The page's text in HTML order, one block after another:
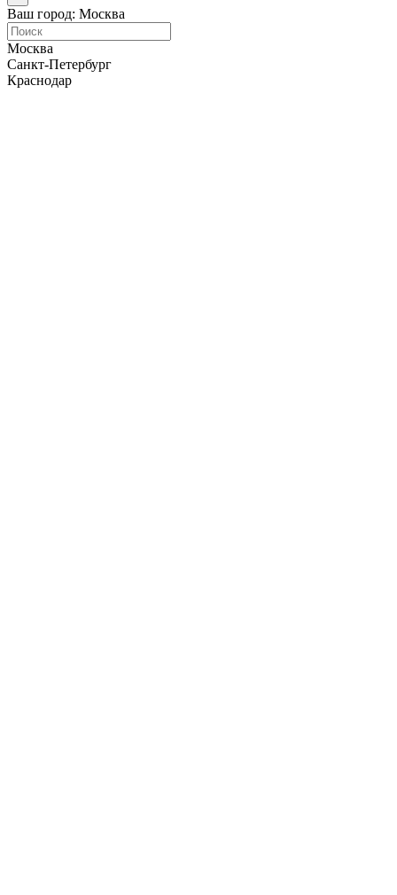
Ваш город: Москва
Москва
Санкт-Петербург
Краснодар